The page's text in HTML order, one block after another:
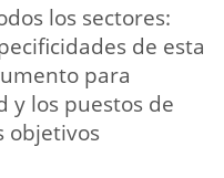
los sectores:
de esta
para
y los puestos de
objetivos